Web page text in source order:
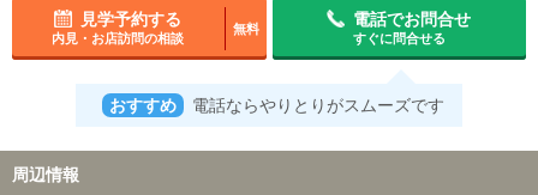
見学予約する
内見・お店訪問の相談
無料
電話でお問合せ
すぐに問合せる
おすすめ 電話ならやりとりがスムーズです
周辺情報